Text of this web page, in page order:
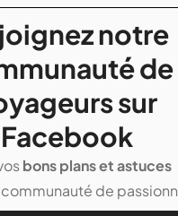
notre
de
sur
Facebook
bons plans et astuces
de